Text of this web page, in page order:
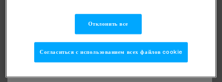
Отклонить все
Согласиться с использованием всех файлов cookie